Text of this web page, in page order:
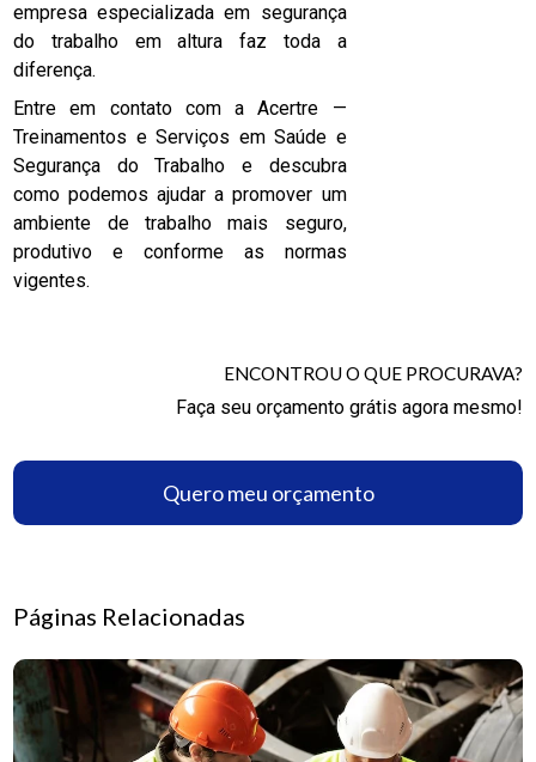
empresa especializada em segurança
do trabalho em altura faz toda a
diferença.
Entre em contato com a Acertre —
Treinamentos e Serviços em Saúde e
Segurança do Trabalho e descubra
como podemos ajudar a promover um
ambiente de trabalho mais seguro,
produtivo e conforme as normas
vigentes.
ENCONTROU O QUE PROCURAVA?
Faça seu orçamento grátis agora mesmo!
Quero meu orçamento
Páginas Relacionadas